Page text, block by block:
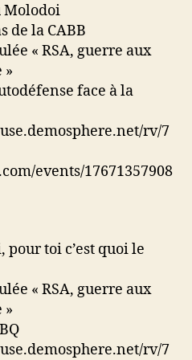
Molodoi
de la CABB
« RSA, guerre aux
»
face à la
rv/7
events/17671357908
pour toi c’est quoi le
« RSA, guerre aux
»
rv/7